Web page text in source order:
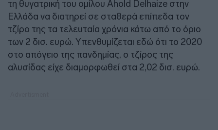
τη θυγατρική του ομίλου Ahold Delhaize στην
Ελλάδα να διατηρεί σε σταθερά επίπεδα τον
τζίρο της τα τελευταία χρόνια κάτω από το όριο
των 2 δισ. ευρώ. Υπενθυμίζεται εδώ ότι το 2020
στο απόγειο της πανδημίας, ο τζίρος της
αλυσίδας είχε διαμορφωθεί στα 2,02 δισ. ευρώ.